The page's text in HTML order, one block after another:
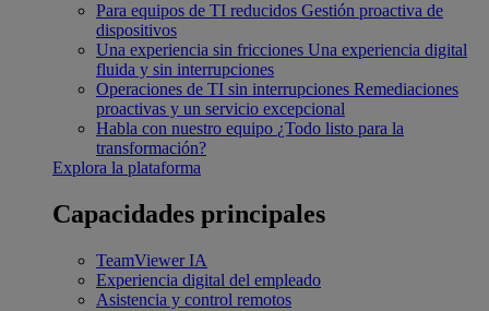
Para equipos de TI reducidos Gestión proactiva de
dispositivos
Una experiencia sin fricciones Una experiencia digital
fluida y sin interrupciones
Operaciones de TI sin interrupciones Remediaciones
proactivas y un servicio excepcional
Habla con nuestro equipo ¿Todo listo para la
transformación?
Explora la plataforma
Capacidades principales
TeamViewer IA
Experiencia digital del empleado
Asistencia y control remotos